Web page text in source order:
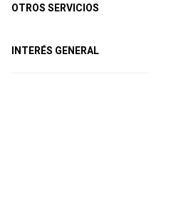
OTROS SERVICIOS
INTERÉS GENERAL